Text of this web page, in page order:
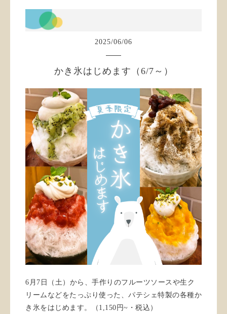
2025/06/06
かき氷はじめます（6/7～）
6月7日（土）から、手作りのフルーツソースや生ク
リームなどをたっぷり使った、パテシェ特製の各種か
き氷をはじめます。（1,150円~・税込）